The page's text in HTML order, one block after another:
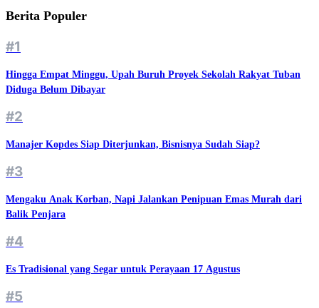
Kakek di Sampang Diduga Perkosa Gadis Disabilitas Hingga Hamil
Lihat selengkapnya
Berita Populer
Diduga Belum Dibayar
#2
Manajer Kopdes Siap Diterjunkan, Bisnisnya Sudah Siap?
Balik Penjara
#4